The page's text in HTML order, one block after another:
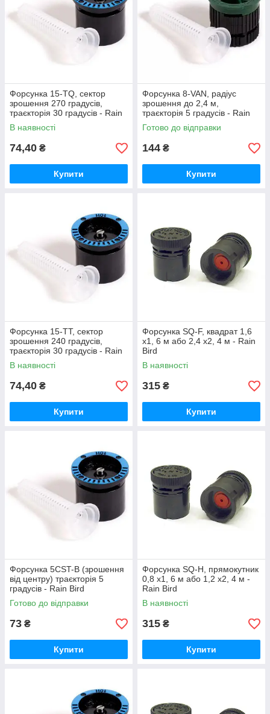
Форсунка 15-TQ, сектор
зрошення 270 градусів,
траєкторія 30 градусів - Rain
Bird
В наявності
74,40 ₴
Купити
Форсунка 8-VAN, радіус
зрошення до 2,4 м,
траєкторія 5 градусів - Rain
Bird
Готово до відправки
144 ₴
Купити
Форсунка 15-TT, сектор
зрошення 240 градусів,
траєкторія 30 градусів - Rain
Bird
В наявності
74,40 ₴
Купити
Форсунка SQ-F, квадрат 1,6
х1, 6 м або 2,4 х2, 4 м - Rain
Bird
В наявності
315 ₴
Купити
Форсунка 5CST-B (зрошення
від центру) траєкторія 5
градусів - Rain Bird
Готово до відправки
73 ₴
Купити
Форсунка SQ-H, прямокутник
0,8 х1, 6 м або 1,2 х2, 4 м -
Rain Bird
В наявності
315 ₴
Купити